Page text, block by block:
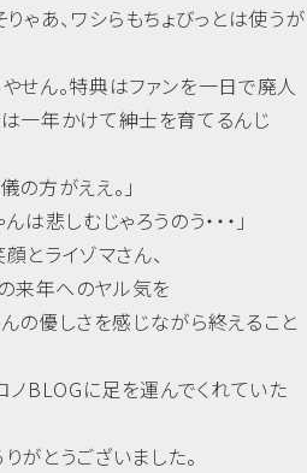
ゃあ、ワシらもちょびっとは使うが
せん。特典はファンを一日で廃人
一年かけて紳士を育てるんじ
の方がええ。」
は悲しむじゃろうのう・・・」
とライゾマさん、
来年へのヤル気を
の優しさを感じながら終えること
ノBLOGに足を運んでくれていた
がとうございました。